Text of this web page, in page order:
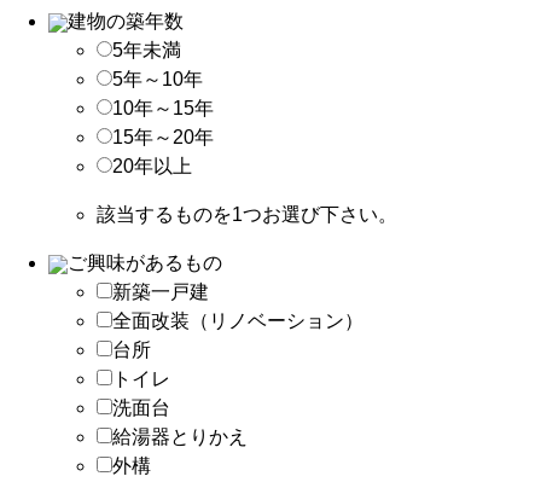
建物の築年数
5年未満
5年～10年
10年～15年
15年～20年
20年以上
該当するものを1つお選び下さい。
ご興味があるもの
新築一戸建
全面改装（リノベーション）
台所
トイレ
洗面台
給湯器とりかえ
外構